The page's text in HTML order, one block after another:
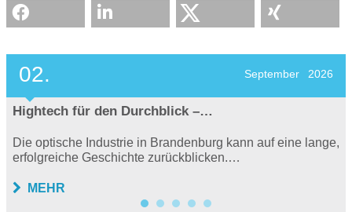
02. September 2026
Hightech für den Durchblick –…
Die optische Industrie in Brandenburg kann auf eine lange,
erfolgreiche Geschichte zurückblicken.…
MEHR